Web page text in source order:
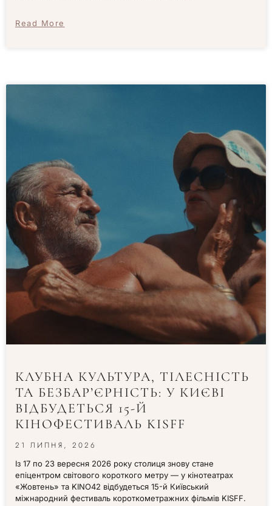
Read More
КЛУБНА КУЛЬТУРА, ТІЛЕСНІСТЬ
ТА БЕЗБАР’ЄРНІСТЬ: У КИЄВІ
ВІДБУДЕТЬСЯ 15-Й
КІНОФЕСТИВАЛЬ KISFF
21 ЛИПНЯ, 2026
Із 17 по 23 вересня 2026 року столиця знову стане
епіцентром світового короткого метру — у кінотеатрах
«Жовтень» та KINO42 відбудеться 15-й Київський
міжнародний фестиваль короткометражних фільмів KISFF.